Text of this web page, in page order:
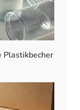
Plastikbecher